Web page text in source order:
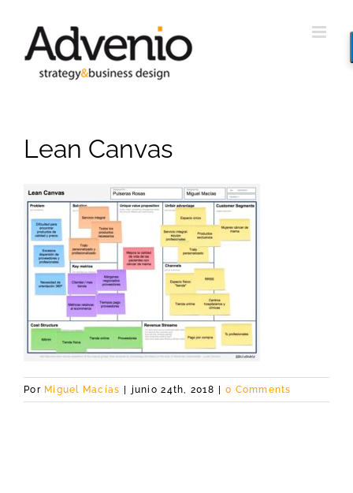
contenido
Lean Canvas
Por Miguel Macías junio 24th, 2018 0 Comments